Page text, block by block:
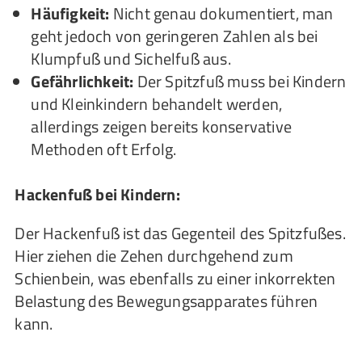
Häufigkeit: Nicht genau dokumentiert, man
geht jedoch von geringeren Zahlen als bei
Klumpfuß und Sichelfuß aus.
Gefährlichkeit: Der Spitzfuß muss bei Kindern
und Kleinkindern behandelt werden,
allerdings zeigen bereits konservative
Methoden oft Erfolg.
Hackenfuß bei Kindern:
Der Hackenfuß ist das Gegenteil des Spitzfußes.
Hier ziehen die Zehen durchgehend zum
Schienbein, was ebenfalls zu einer inkorrekten
Belastung des Bewegungsapparates führen
kann.